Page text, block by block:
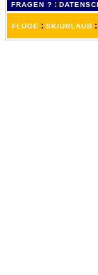
FRAGEN ? :
FLÜGE : SKIURLAUB :